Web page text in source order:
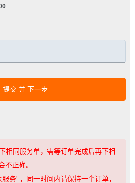
提交 并 下一步
相同服务单，需等订单完成后再下相
不正确。
务' ，同一时间内请保持一个订单，